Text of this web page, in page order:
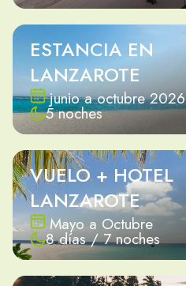
ESTANCIA EN
LANZAROTE
junio a octubre 2026
5 noches
VUELO + HOTEL
LANZAROTE
Mayo a Octubre
8 días / 7 noches